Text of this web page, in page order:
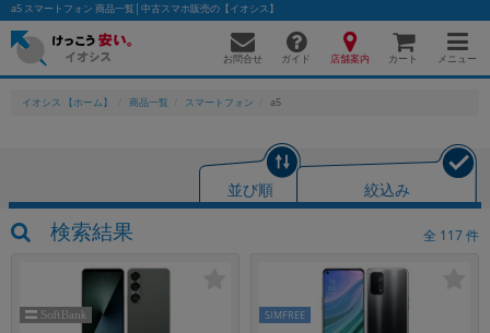
a5 スマートフォン 商品一覧│中古スマホ販売の【イオシス】
お問合せ ガイド 店舗案内 カート メニュー
イオシス 【ホーム】 商品一覧 スマートフォン a5
並び順 絞込み
検索結果 全 117件
SIMFREE
かんたんパソコン検索に切り替える
フリーワード